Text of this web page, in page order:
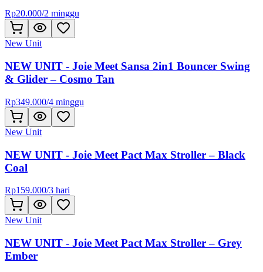
Rp20.000/2 minggu
New Unit
NEW UNIT - Joie Meet Sansa 2in1 Bouncer Swing
& Glider – Cosmo Tan
Rp349.000/4 minggu
New Unit
NEW UNIT - Joie Meet Pact Max Stroller – Black
Coal
Rp159.000/3 hari
New Unit
NEW UNIT - Joie Meet Pact Max Stroller – Grey
Ember